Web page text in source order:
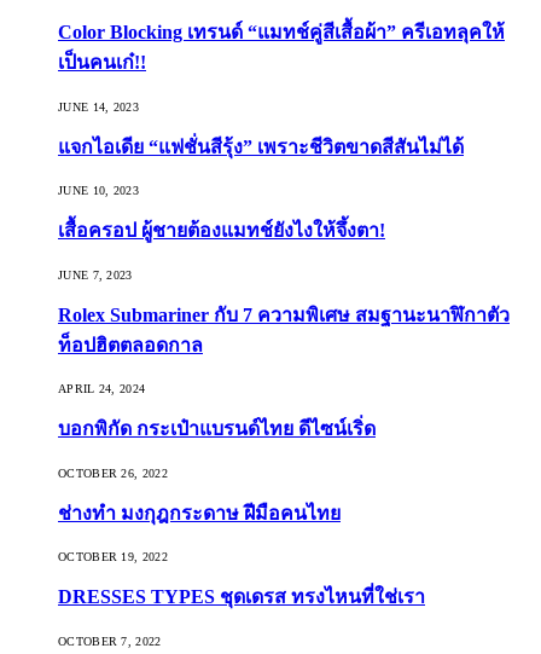
Color Blocking เทรนด์ “แมทช์คู่สีเสื้อผ้า” ครีเอทลุคให้
เป็นคนเก๋!!
JUNE 14, 2023
แจกไอเดีย “แฟชั่นสีรุ้ง” เพราะชีวิตขาดสีสันไม่ได้
JUNE 10, 2023
เสื้อครอป ผู้ชายต้องแมทช์ยังไงให้จึ้งตา!
JUNE 7, 2023
Rolex Submariner กับ 7 ความพิเศษ สมฐานะนาฬิกาตัว
ท็อปฮิตตลอดกาล
APRIL 24, 2024
บอกพิกัด กระเป๋าแบรนด์ไทย ดีไซน์เริ่ด
OCTOBER 26, 2022
ช่างทำ มงกุฎกระดาษ ฝีมือคนไทย
OCTOBER 19, 2022
DRESSES TYPES ชุดเดรส ทรงไหนที่ใช่เรา
OCTOBER 7, 2022